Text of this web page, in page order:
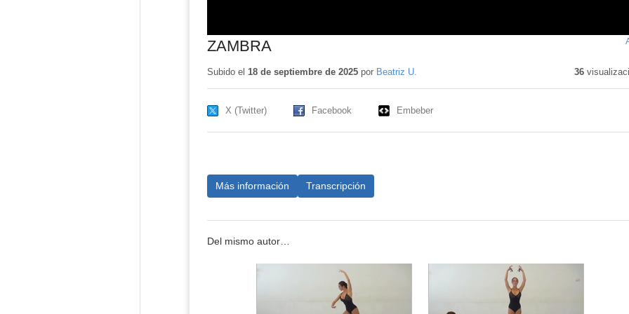
ZAMBRA
Subido el 18 de septiembre de 2025por Beatriz U. 36
X (Twitter) Facebook Embeber
Más información Transcripción
Del mismo autor…